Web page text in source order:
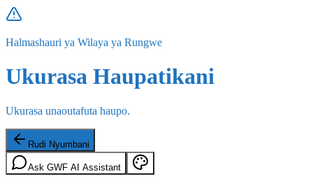
Halmashauri ya Wilaya ya Rungwe
Ukurasa Haupatikani
Ukurasa unaoutafuta haupo.
Rudi Nyumbani
Ask GWF AI Assistant